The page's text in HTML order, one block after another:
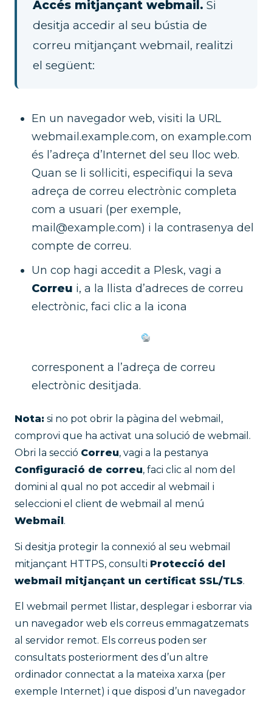
Accés mitjançant webmail. Si
desitja accedir al seu bústia de
correu mitjançant webmail, realitzi
el següent:
En un navegador web, visiti la URL
webmail.example.com, on example.com
és l’adreça d’Internet del seu lloc web.
Quan se li sol·liciti, especifiqui la seva
adreça de correu electrònic completa
com a usuari (per exemple,
mail@example.com) i la contrasenya del
compte de correu.
Un cop hagi accedit a Plesk, vagi a
Correu i, a la llista d’adreces de correu
electrònic, faci clic a la icona
corresponent a l’adreça de correu
electrònic desitjada.
Nota: si no pot obrir la pàgina del webmail,
comprovi que ha activat una solució de webmail.
Obri la secció Correu, vagi a la pestanya
Configuració de correu, faci clic al nom del
domini al qual no pot accedir al webmail i
seleccioni el client de webmail al menú
Webmail .
Si desitja protegir la connexió al seu webmail
mitjançant HTTPS, consulti Protecció del
webmail mitjançant un certificat SSL/TLS.
El webmail permet llistar, desplegar i esborrar via
un navegador web els correus emmagatzemats
al servidor remot. Els correus poden ser
consultats posteriorment des d’un altre
ordinador connectat a la mateixa xarxa (per
exemple Internet) i que disposi d’un navegador